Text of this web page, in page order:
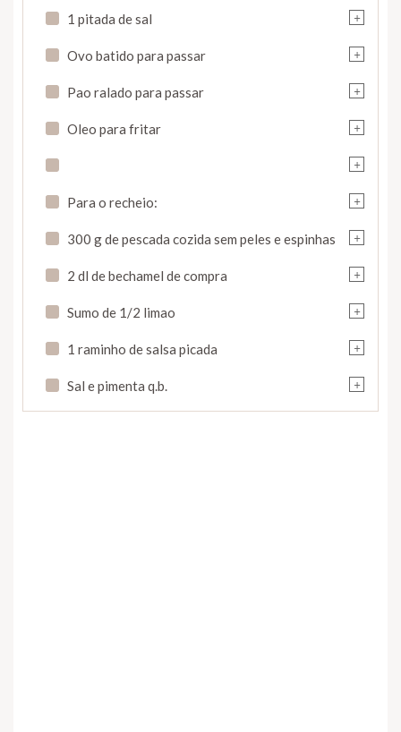
+
1 pitada de sal
+
Ovo batido para passar
+
Pao ralado para passar
+
Oleo para fritar
+
+
Para o recheio:
+
300 g de pescada cozida sem peles e espinhas
+
2 dl de bechamel de compra
+
Sumo de 1/2 limao
+
1 raminho de salsa picada
+
Sal e pimenta q.b.